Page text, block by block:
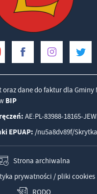
oraz dane do faktur dla Gminy
BIP
AE:PL-83988-18165-
EPUAP: /nu5a8dv89f/
Strona archiwalna
prywatności / pliki cookies
RODO